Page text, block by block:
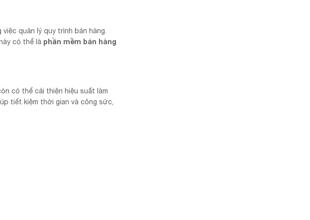
quản lý quy trình bán hàng.
có thể là phần mềm bán hàng
có thể cải thiện hiệu suất làm
tiết kiệm thời gian và công sức,